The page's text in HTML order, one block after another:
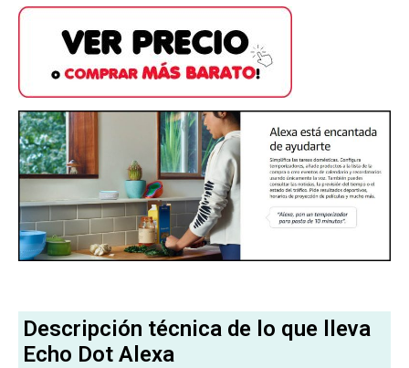
Descripción técnica de lo que lleva
Echo Dot Alexa